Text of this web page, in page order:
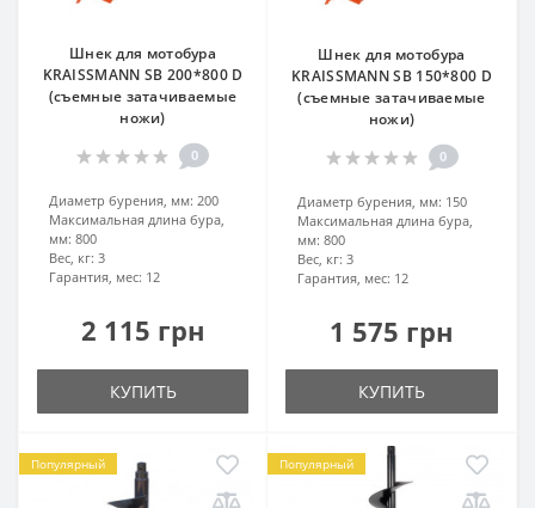
Шнек для мотобура
KRAISSMANN SB 200*800 D
(съемные затачиваемые
ножи)
0
Диаметр бурения, мм: 200
Максимальная длина бура,
мм: 800
Вес, кг: 3
Гарантия, мес: 12
2 115 грн
КУПИТЬ
Шнек для мотобура
KRAISSMANN SB 150*800 D
(съемные затачиваемые
ножи)
0
Диаметр бурения, мм: 150
Максимальная длина бура,
мм: 800
Вес, кг: 3
Гарантия, мес: 12
1 575 грн
КУПИТЬ
Популярный Популярный